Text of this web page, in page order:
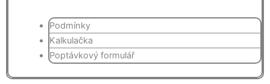
Podmínky
Kalkulačka
Poptávkový formulář